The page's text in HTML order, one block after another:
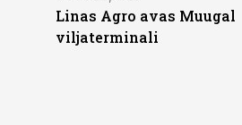
Linas Agro avas Muugal
viljaterminali